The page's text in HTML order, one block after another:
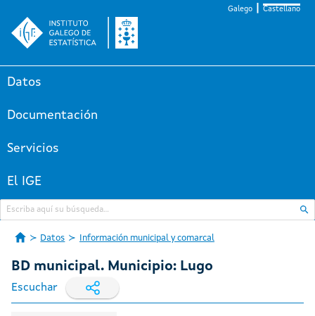
Galego Castellano
Datos
Documentación
Servicios
El IGE
Datos Información municipal y comarcal
BD municipal. Municipio: Lugo
Escuchar